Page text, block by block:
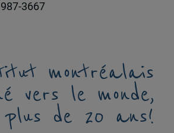
3667
montréalais
vers le monde,
plus de 20 ans!